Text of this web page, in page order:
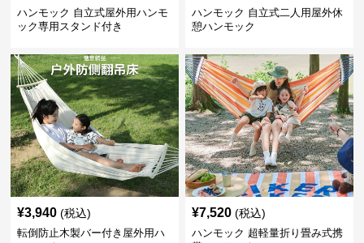
ハンモック 自立式屋外用ハンモ
ック専用スタンド付き
ハンモック 自立式二人用屋外休
憩ハンモック
¥3,940 (税込)
転倒防止木製バー付き屋外用ハ
¥7,520 (税込)
ハンモック 超軽量折り畳み式携